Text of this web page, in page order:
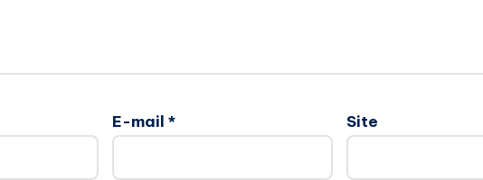
E-mail * Site